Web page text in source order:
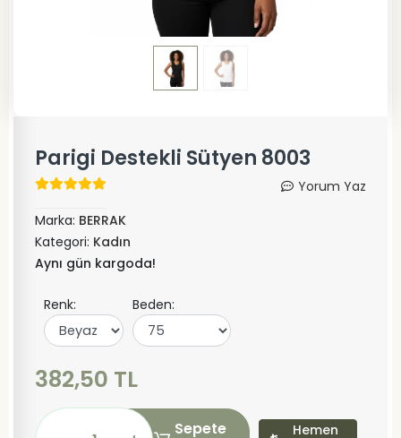
Parigi Destekli Sütyen 8003
Yorum Yaz
Marka: BERRAK
Kategori: Kadın
Aynı gün kargoda!
Renk: Beden:
382,50 TL
Sepete
Hemen